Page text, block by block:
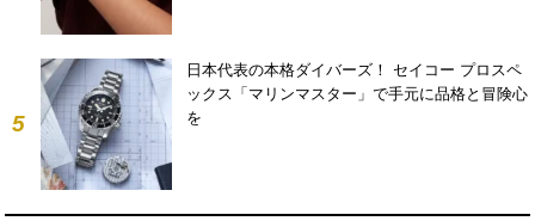
5
日本代表の本格ダイバーズ！ セイコー プロスペ
ックス「マリンマスター」で手元に品格と冒険心
を